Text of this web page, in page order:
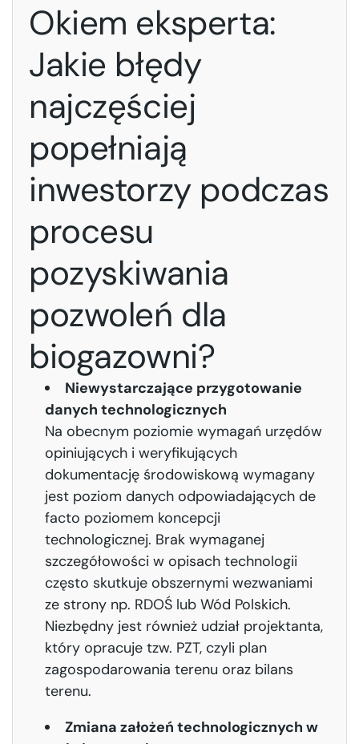
Okiem eksperta:
Jakie błędy
najczęściej
popełniają
inwestorzy podczas
procesu
pozyskiwania
pozwoleń dla
biogazowni?
Niewystarczające przygotowanie
danych technologicznych
Na obecnym poziomie wymagań urzędów
opiniujących i weryfikujących
dokumentację środowiskową wymagany
jest poziom danych odpowiadających de
facto poziomem koncepcji
technologicznej. Brak wymaganej
szczegółowości w opisach technologii
często skutkuje obszernymi wezwaniami
ze strony np. RDOŚ lub Wód Polskich.
Niezbędny jest również udział projektanta,
który opracuje tzw. PZT, czyli plan
zagospodarowania terenu oraz bilans
terenu.
Zmiana założeń technologicznych w